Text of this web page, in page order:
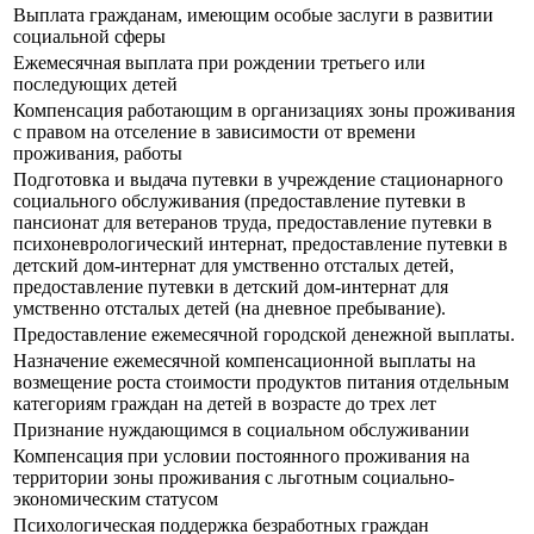
Выплата гражданам, имеющим особые заслуги в развитии
социальной сферы
Ежемесячная выплата при рождении третьего или
последующих детей
Компенсация работающим в организациях зоны проживания
с правом на отселение в зависимости от времени
проживания, работы
Подготовка и выдача путевки в учреждение стационарного
социального обслуживания (предоставление путевки в
пансионат для ветеранов труда, предоставление путевки в
психоневрологический интернат, предоставление путевки в
детский дом-интернат для умственно отсталых детей,
предоставление путевки в детский дом-интернат для
умственно отсталых детей (на дневное пребывание).
Предоставление ежемесячной городской денежной выплаты.
Назначение ежемесячной компенсационной выплаты на
возмещение роста стоимости продуктов питания отдельным
категориям граждан на детей в возрасте до трех лет
Признание нуждающимся в социальном обслуживании
Компенсация при условии постоянного проживания на
территории зоны проживания с льготным социально-
экономическим статусом
Психологическая поддержка безработных граждан